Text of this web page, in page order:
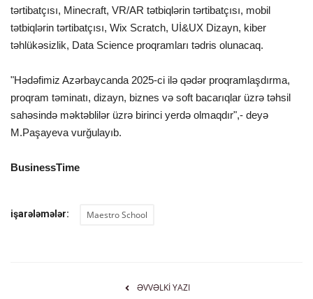
tərtibatçısı, Minecraft, VR/AR tətbiqlərin tərtibatçısı, mobil
tətbiqlərin tərtibatçısı, Wix Scratch, Uİ&UX Dizayn, kiber
təhlükəsizlik, Data Science proqramları tədris olunacaq.
"Hədəfimiz Azərbaycanda 2025-ci ilə qədər proqramlaşdırma,
proqram təminatı, dizayn, biznes və soft bacarıqlar üzrə təhsil
sahəsində məktəblilər üzrə birinci yerdə olmaqdır",- deyə
M.Paşayeva vurğulayıb.
BusinessTime
işarələmələr: Maestro School
ƏVVƏLKI YAZI